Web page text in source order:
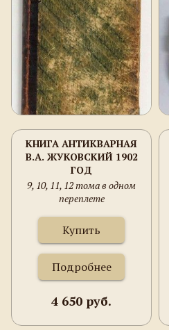
КНИГА АНТИКВАРНАЯ
В.А. ЖУКОВСКИЙ 1902
ГОД
9, 10, 11, 12 тома в одном
переплете
Купить
Подробнее
4 650 руб.